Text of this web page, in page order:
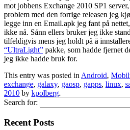
mot jobbens Exchange 2010 SP1
problem med den forrige releasen jeg
legge inn en Email.apk jeg fant på
ikke nå. Sånn ellers bruker jeg ikke
tilfeldigvis mens jeg holdt på å
“UltraLight” pakke, som hadde fjernet
jeg ikke hadde bruk for.
This entry was posted inAndroid,
exchange, galaxy, gaosp, gapps, linux,
2010 by kpolberg.
Search for:
Recent Posts